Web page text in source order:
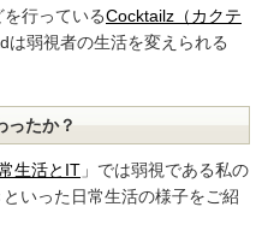
行っているCocktailz（カクテ
は弱視者の生活を変えられる
ったか？
生活とIT 」では弱視である私の
いった日常生活の様子をご紹